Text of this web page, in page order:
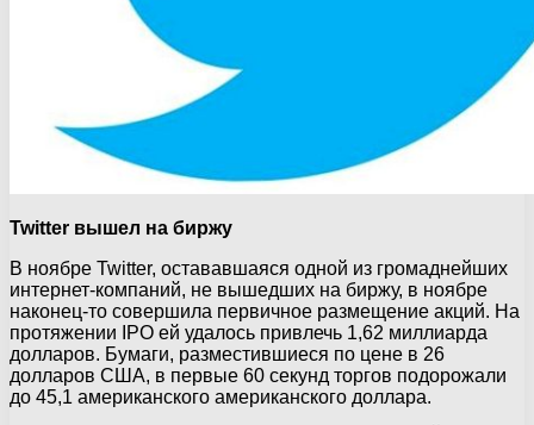
Twitter вышел на биржу
В ноябре Twitter, остававшаяся одной из громаднейших
интернет-компаний, не вышедших на биржу, в ноябре
наконец-то совершила первичное размещение акций. На
протяжении IPO ей удалось привлечь 1,62 миллиарда
долларов. Бумаги, разместившиеся по цене в 26
долларов США, в первые 60 секунд торгов подорожали
до 45,1 американского американского доллара.